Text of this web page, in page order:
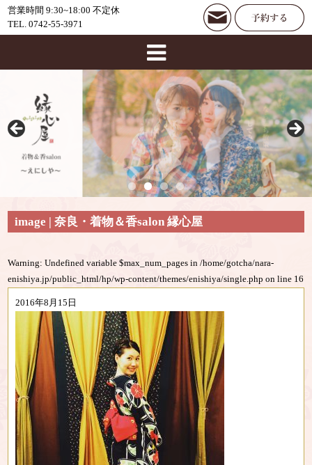
営業時間 9:30~18:00 不定休
TEL. 0742-55-3971
image | 奈良・着物＆香salon 縁心屋
Warning: Undefined variable $max_num_pages in/home/gotcha/nara-
enishiya.jp/public_html/hp/wp-content/themes/enishiya/single.php on line 16
2016年8月15日